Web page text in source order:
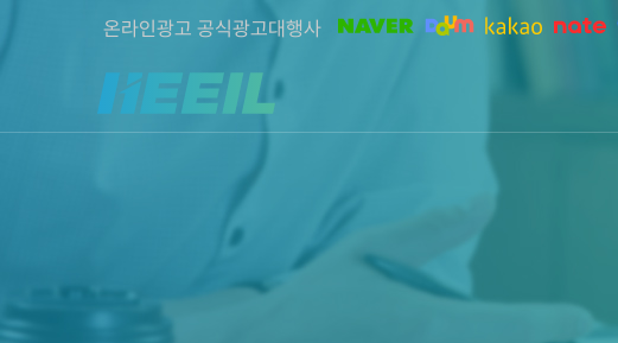
온라인광고 공식광고대행사
희일커뮤니케이션